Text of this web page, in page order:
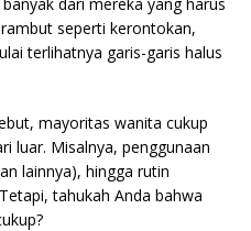
seperti kerontokan,
terlihatnya garis-garis halus
mayoritas wanita cukup
luar. Misalnya, penggunaan
lainnya), hingga rutin
tahukah Anda bahwa